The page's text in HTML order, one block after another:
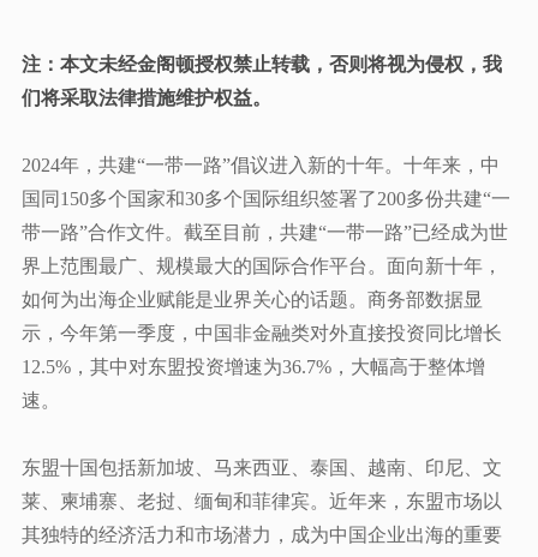
注：本文未经金阁顿授权禁止转载，否则将视为侵权，我
们将采取法律措施维护权益。
2024年，共建“一带一路”倡议进入新的十年。十年来，中
国同150多个国家和30多个国际组织签署了200多份共建“一
带一路”合作文件。截至目前，共建“一带一路”已经成为世
界上范围最广、规模最大的国际合作平台。面向新十年，
如何为出海企业赋能是业界关心的话题。商务部数据显
示，今年第一季度，中国非金融类对外直接投资同比增长
12.5%，其中对东盟投资增速为36.7%，大幅高于整体增
速。
东盟十国包括新加坡、马来西亚、泰国、越南、印尼、文
莱、柬埔寨、老挝、缅甸和菲律宾。 近年来，东盟市场以
其独特的经济活力和市场潜力，成为中国企业出海的重要